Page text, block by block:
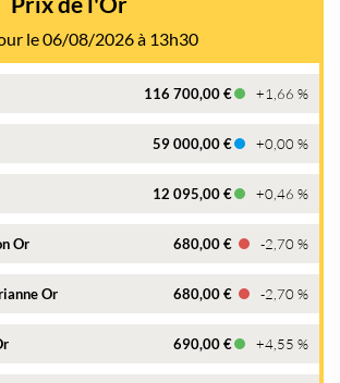
le 06/08/2026 à 13h30
116 700,00 € +1,66 %
59 000,00 € +0,00 %
12 095,00 € +0,46 %
Or 680,00 € -2,70 %
Or 680,00 € -2,70 %
690,00 € +4,55 %